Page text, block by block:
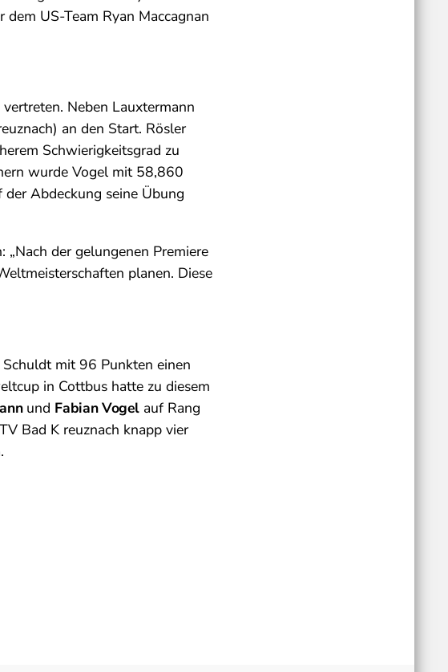
dem US-Team Ryan Maccagnan
Neben Lauxtermann
an den Start. Rösler
Schwierigkeitsgrad zu
wurde Vogel mit 58,860
Abdeckung seine Übung
„Nach der gelungenen Premiere
planen. Diese
mit 96 Punkten einen
in Cottbus hatte zu diesem
und Fabian Vogel auf Rang
Bad K reuznach knapp vier